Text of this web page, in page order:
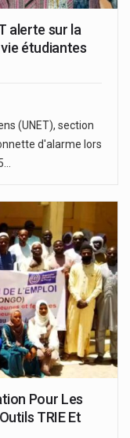
alerte sur la
étudiantes
(UNET), section
d'alarme lors
Pour Les
TRIE Et